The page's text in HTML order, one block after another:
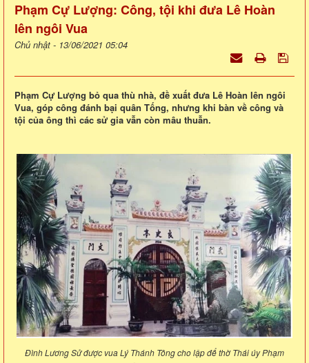
Phạm Cự Lượng: Công, tội khi đưa Lê Hoàn
lên ngôi Vua
Chủ nhật - 13/06/2021 05:04
Phạm Cự Lượng bỏ qua thù nhà, đề xuất đưa Lê Hoàn lên ngôi
Vua, góp công đánh bại quân Tống, nhưng khi bàn về công và
tội của ông thì các sử gia vẫn còn mâu thuẫn.
Đình Lương Sử được vua Lý Thánh Tông cho lập để thờ Thái úy Phạm